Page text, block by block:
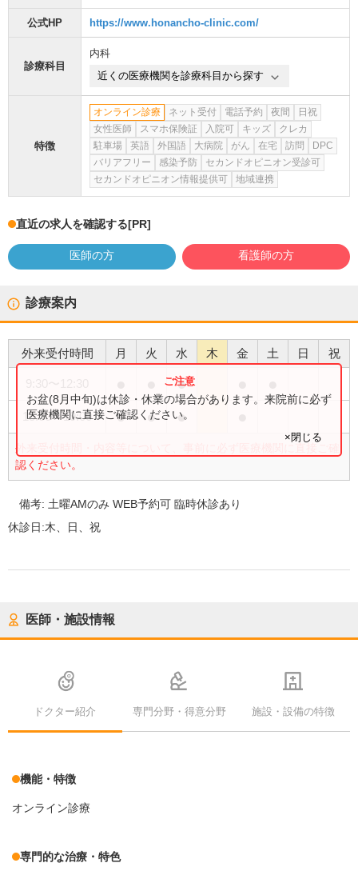
公式HP https://www.honancho-clinic.com/
診療科目
内科
近くの医療機関を診療科目から探す
特徴
オンライン診療 ネット受付 電話予約 夜間
日祝
女性医師
スマホ保険証 入院可 キッズ
クレカ
駐車場
英語 外国語 大病院 がん 在宅 訪問
DPC
バリアフリー
感染予防
セカンドオピニオン受診可
セカンドオピニオン情報提供可
地域連携
直近の求人を確認する[PR]
医師の方 看護師の方
診療案内
外来受付時間 月 火 水 木 金 土 日 祝
●
15:00〜19:00 ● ● ●
外来受付時間・内容等について、事前に必ず医療機関に直接ご確
認ください。
お盆(8月中旬)は休診・休業の場合があります。来院前に必ず
医療機関に直接ご確認ください。
×閉じる
備考: 土曜AMのみ WEB予約可 臨時休診あり
休診日:木、日、祝
医師・施設情報
ドクター紹介 専門分野・得意分野 施設・設備の特徴
機能・特徴
オンライン診療
専門的な治療・特色